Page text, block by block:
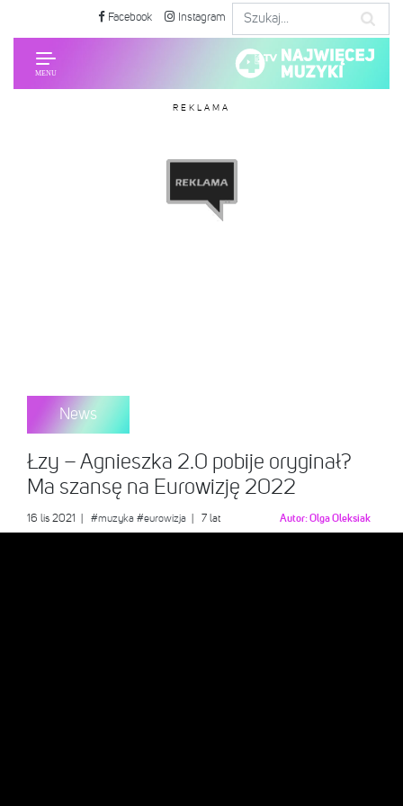
Facebook Instagram
REKLAMA
News
Łzy – Agnieszka 2.0 pobije oryginał?
Ma szansę na Eurowizję 2022
16 lis 2021 #muzyka #eurowizja | 7 lat Autor:Olga Oleksiak